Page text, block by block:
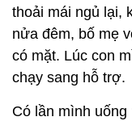
thoải mái ngủ lại,
nửa đêm, bố mẹ
có mặt. Lúc con
chạy sang hỗ trợ.
Có lần mình